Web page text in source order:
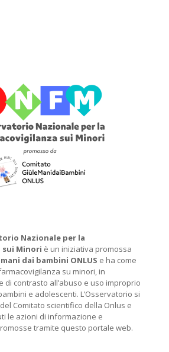
Nazionale per la
sui Minori è un iniziativa promossa
dai bambini ONLUS e ha come
su minori, in
di contrasto all’abuso e uso improprio
e adolescenti. L’Osservatorio si
Comitato scientifico della Onlus e
le azioni di informazione e
tramite questo portale web.